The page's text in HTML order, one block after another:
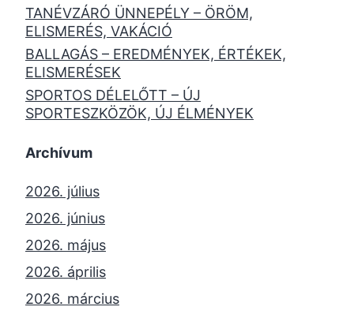
TANÉVZÁRÓ ÜNNEPÉLY – ÖRÖM,
ELISMERÉS, VAKÁCIÓ
BALLAGÁS – EREDMÉNYEK, ÉRTÉKEK,
ELISMERÉSEK
SPORTOS DÉLELŐTT – ÚJ
SPORTESZKÖZÖK, ÚJ ÉLMÉNYEK
Archívum
2026. július
2026. június
2026. május
2026. április
2026. március